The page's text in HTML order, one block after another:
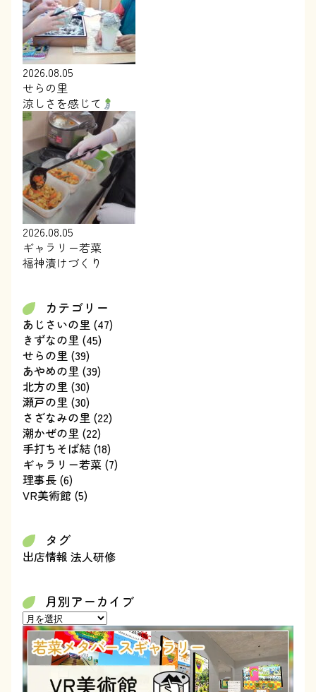
2026.08.05
せらの里
涼しさを感じて
2026.08.05
ギャラリー若菜
福神漬けづくり
カテゴリー
あじさいの里 (47)
きずなの里 (45)
せらの里 (39)
あやめの里 (39)
北方の里 (30)
瀬戸の里 (30)
さざなみの里 (22)
潮かぜの里 (22)
手打ちそば結 (18)
ギャラリー若菜 (7)
理事長 (6)
VR美術館 (5)
タグ
出店情報 法人研修
月別アーカイブ